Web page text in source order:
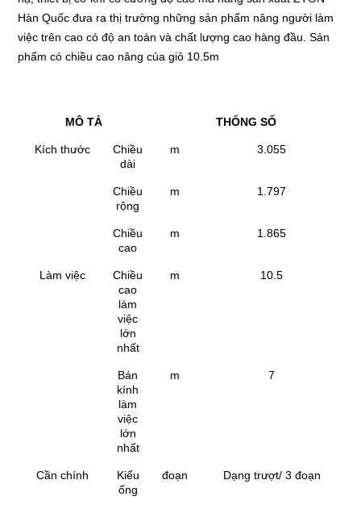
Hàn Quốc đưa ra thị trường những sản phẩm nâng người làm
việc trên cao có độ an toàn và chất lượng cao hàng đầu. Sản
phẩm có chiều cao nâng của giỏ 10.5m
MÔ TẢ THỐNG SỐ
Kích thước
Chiều
dài
m 3.055
Chiều
rộng
m 1.797
Chiều
cao
m 1.865
Làm việc
Chiều
cao
làm
việc
lớn
nhất
m 10.5
Bán
kính
làm
việc
lớn
nhất
m 7
Cần chính
Kiểu
ống
đoạn Dạng trượt/ 3 đoạn